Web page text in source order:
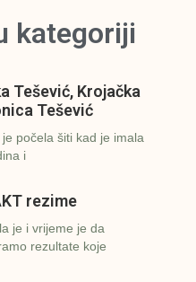
kategoriji
Tešević, Krojačka
Tešević
je počela šiti kad je imala
i
rezime
je i vrijeme je da
rezultate koje